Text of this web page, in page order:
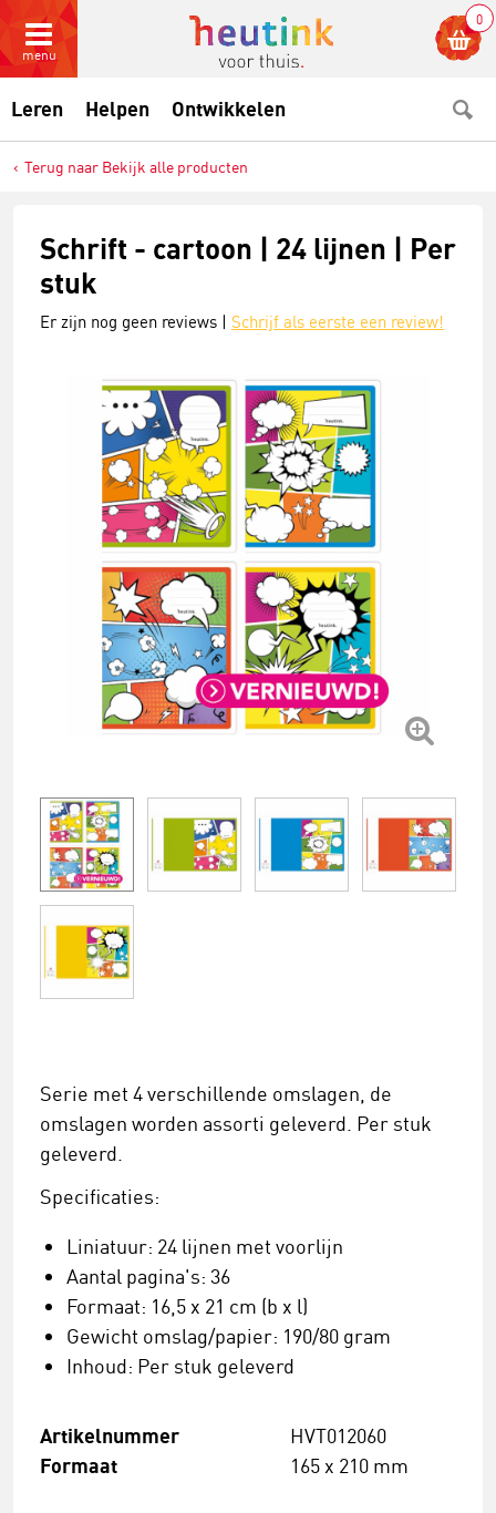
menu
0
Leren Helpen Ontwikkelen
Terug naar Bekijk alle producten
Schrift - cartoon | 24 lijnen | Per
stuk
Er zijn nog geen reviews | Schrijf als eerste een review!
Serie met 4 verschillende omslagen, de
omslagen worden assorti geleverd. Per stuk
geleverd.
Specificaties:
Liniatuur: 24 lijnen met voorlijn
Aantal pagina's: 36
Formaat: 16,5 x 21 cm (b x l)
Gewicht omslag/papier: 190/80 gram
Inhoud: Per stuk geleverd
Artikelnummer HVT012060
Formaat 165 x 210 mm